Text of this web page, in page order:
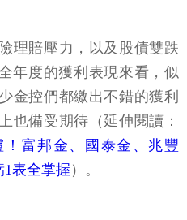
理賠壓力，以及股債雙跌
年度的獲利表現來看，似
金控們都繳出不錯的獲利
也備受期待（延伸閱讀：
！富邦金、國泰金、兆豐
表全掌握 ）。